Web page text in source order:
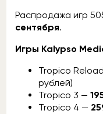
Распродажа игр
сентября.
Игры Kalypso
Tropico
рублей)
Tropico 3 —
Tropico 4 —